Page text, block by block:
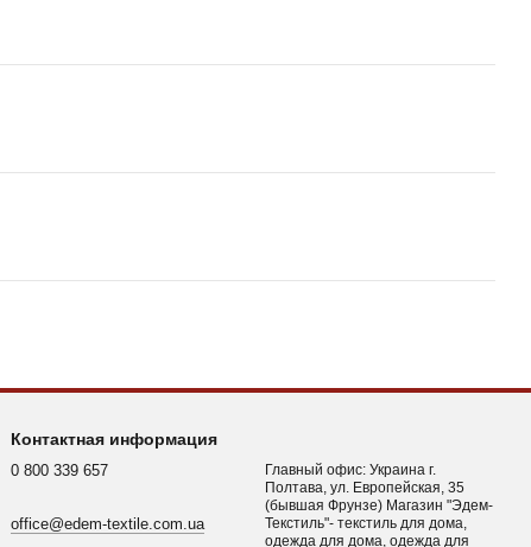
Контактная информация
0 800 339 657
office@edem-textile.com.ua
Главный офис: Украина г.
Полтава, ул. Европейская, 35
(бывшая Фрунзе) Магазин "Эдем-
Текстиль"- текстиль для дома,
одежда для дома, одежда для